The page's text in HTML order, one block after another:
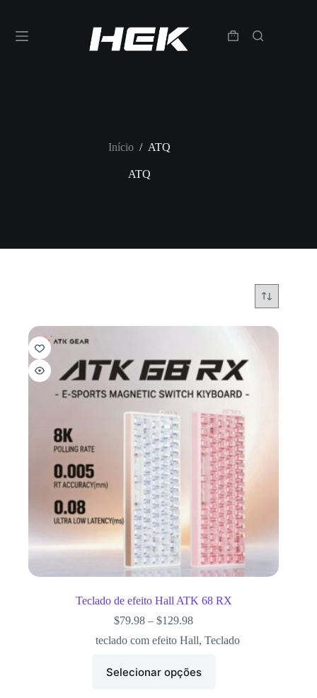
Início / ATQ
ATQ
Teclado de efeito Hall ATK 68 RX
$79.98 – $129.98
teclado com efeito Hall,Teclado
Selecionar opções